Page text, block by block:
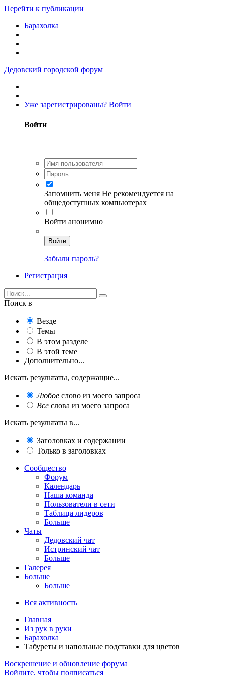
Перейти к публикации
Барахолка
Дедовский городской форум
Уже зарегистрированы? Войти
Войти
Запомнить меня Не рекомендуется на
общедоступных компьютерах
Войти анонимно
Войти
Забыли пароль?
Регистрация
Поиск в
Везде
Темы
В этом разделе
В этой теме
Дополнительно...
Искать результаты, содержащие...
Любое слово из моего запроса
Все слова из моего запроса
Искать результаты в...
Заголовках и содержании
Только в заголовках
Сообщество
Форум
Календарь
Наша команда
Пользователи в сети
Таблица лидеров
Больше
Чаты
Дедовский чат
Истринский чат
Больше
Галерея
Больше
Больше
Вся активность
Главная
Из рук в руки
Барахолка
Табуреты и напольные подставки для цветов
Воскрешение и обновление форума
Войдите, чтобы подписаться